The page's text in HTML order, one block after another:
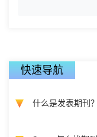
快速导航
什么是发表期刊